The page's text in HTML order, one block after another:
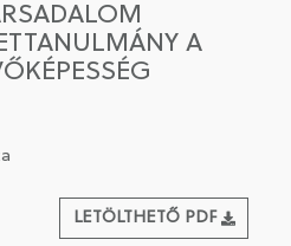
A
LETÖLTHETŐ PDF